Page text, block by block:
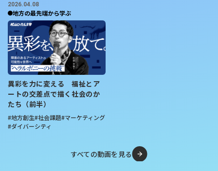
2026.04.08
地方の最先端から学ぶ
異彩を力に変える 福祉とア
ートの交差点で描く社会のか
たち（前半）
#地方創生#社会課題#マーケティング
#ダイバーシティ
すべての動画を見る